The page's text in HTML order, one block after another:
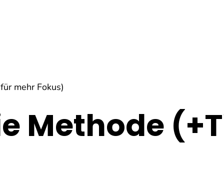
mehr Fokus)
Methode